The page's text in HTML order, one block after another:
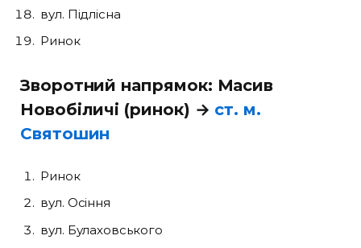
вул. Підлісна
Ринок
Зворотний напрямок: Масив
Новобіличі (ринок) → ст. м.
Святошин
Ринок
вул. Осіння
вул. Булаховського